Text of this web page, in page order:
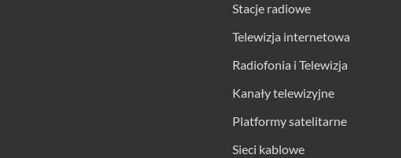
Stacje radiowe
Telewizja internetowa
Radiofonia i Telewizja
Kanały telewizyjne
Platformy satelitarne
Sieci kablowe